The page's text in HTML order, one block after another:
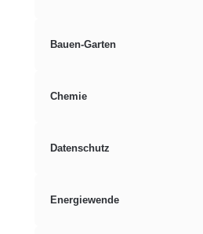
Bauen-Garten
Chemie
Datenschutz
Energiewende